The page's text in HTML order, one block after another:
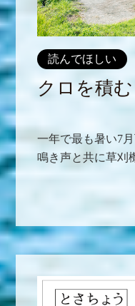
読んでほしい
クロを積む
一年で最も暑い7
鳴き声と共に草刈